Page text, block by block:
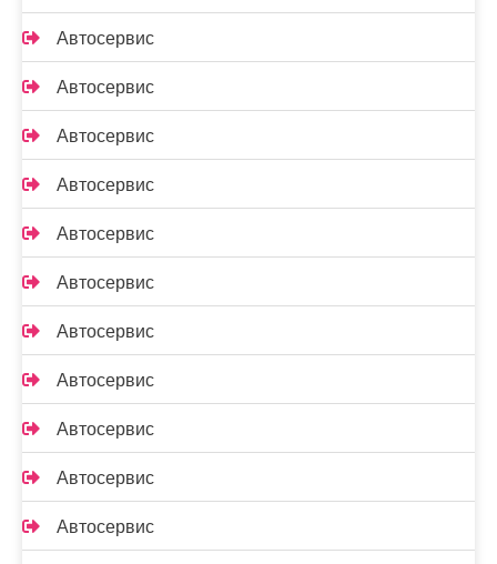
Автосервис
Автосервис
Автосервис
Автосервис
Автосервис
Автосервис
Автосервис
Автосервис
Автосервис
Автосервис
Автосервис